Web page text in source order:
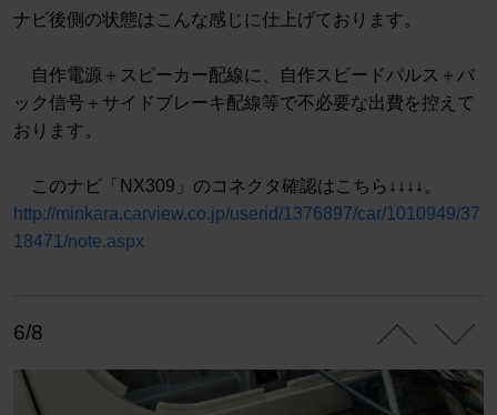
ナビ後側の状態はこんな感じに仕上げております。
自作電源＋スピーカー配線に、自作スビードパルス＋バ
ック信号＋サイドブレーキ配線等で不必要な出費を控えて
おります。
このナビ「NX309」のコネクタ確認はこちら↓↓↓↓。
http://minkara.carview.co.jp/userid/1376897/car/1010949/37
18471/note.aspx
6/8